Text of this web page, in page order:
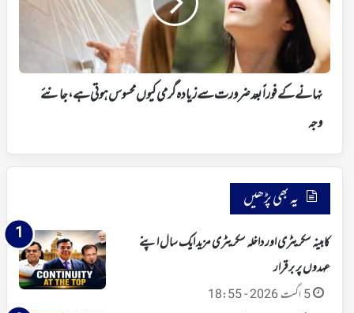
ضرورت
زیادہ
گرمی
کیوں
محسوس
ہوتی
ہے،
جانئے
وجہ
نہانے کے فوراً بعد ضرورت سے زیادہ گرمی کیوں محسوس ہوتی ہے، جانئے
وجہ
یہ بھی پڑھیں
کابینہ سکریٹری اور داخلہ سکریٹری مزید ایک سال اپنے
عہدوں پر برقرار
5 اگست 2026 - 18:55